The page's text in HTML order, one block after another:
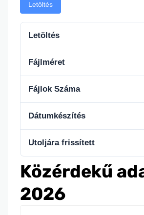
Letöltés
Letöltés
Fájlméret
Fájlok Száma
Dátumkészítés
Utoljára frissített
Közérdekű
2026